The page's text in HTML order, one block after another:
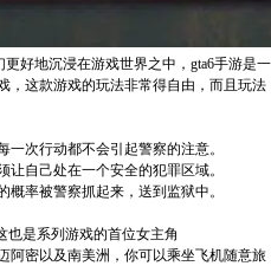
更好地沉浸在游戏世界之中，gta6手游是一
，这款游戏的玩法非常得自由，而且玩法
次行动都不会引起警察的注意。
自己处在一个安全的犯罪区域。
率被警察抓起来，送到监狱中。
也是系列游戏的首位女主角
阿密以及南美洲，你可以乘坐飞机随意旅